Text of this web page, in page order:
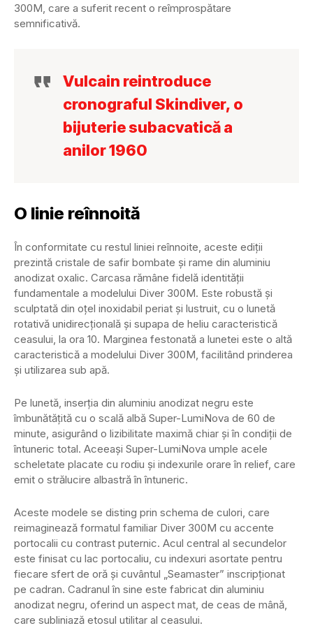
300M, care a suferit recent o reîmprospătare
semnificativă.
Vulcain reintroduce
cronograful Skindiver, o
bijuterie subacvatică a
anilor 1960
O linie reînnoită
În conformitate cu restul liniei reînnoite, aceste ediții
prezintă cristale de safir bombate și rame din aluminiu
anodizat oxalic. Carcasa rămâne fidelă identității
fundamentale a modelului Diver 300M. Este robustă și
sculptată din oțel inoxidabil periat și lustruit, cu o lunetă
rotativă unidirecțională și supapa de heliu caracteristică
ceasului, la ora 10. Marginea festonată a lunetei este o altă
caracteristică a modelului Diver 300M, facilitând prinderea
și utilizarea sub apă.
Pe lunetă, inserția din aluminiu anodizat negru este
îmbunătățită cu o scală albă Super-LumiNova de 60 de
minute, asigurând o lizibilitate maximă chiar și în condiții de
întuneric total. Aceeași Super-LumiNova umple acele
scheletate placate cu rodiu și indexurile orare în relief, care
emit o strălucire albastră în întuneric.
Aceste modele se disting prin schema de culori, care
reimaginează formatul familiar Diver 300M cu accente
portocalii cu contrast puternic. Acul central al secundelor
este finisat cu lac portocaliu, cu indexuri asortate pentru
fiecare sfert de oră și cuvântul „Seamaster” inscripționat
pe cadran. Cadranul în sine este fabricat din aluminiu
anodizat negru, oferind un aspect mat, de ceas de mână,
care subliniază etosul utilitar al ceasului.